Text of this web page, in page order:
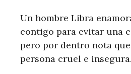
Un hombre Libra
contigo para evitar una
pero por dentro nota
persona cruel e insegura.